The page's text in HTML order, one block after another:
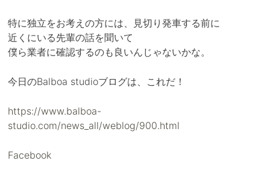
特に独立をお考えの方には、見切り発車する前に
近くにいる先輩の話を聞いて
僕ら業者に確認するのも良いんじゃないかな。
今日のBalboa studioブログは、これだ！
https://www.balboa-
studio.com/news_all/weblog/900.html
Facebook